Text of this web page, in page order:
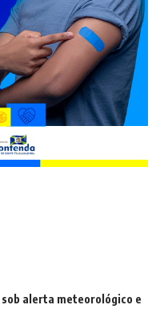
alerta meteorológico e